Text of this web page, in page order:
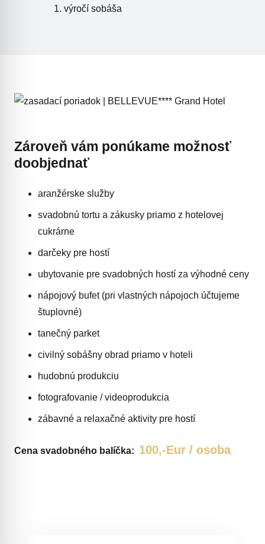
1. výročí sobáša
Zároveň vám ponúkame možnosť
doobjednať
aranžérske služby
svadobnú tortu a zákusky priamo z hotelovej
cukrárne
darčeky pre hostí
ubytovanie pre svadobných hostí za výhodné ceny
nápojový bufet (pri vlastných nápojoch účtujeme
štuplovné)
tanečný parket
civilný sobášny obrad priamo v hoteli
hudobnú produkciu
fotografovanie / videoprodukcia
zábavné a relaxačné aktivity pre hostí
Cena svadobného balíčka: 100,-Eur / osoba